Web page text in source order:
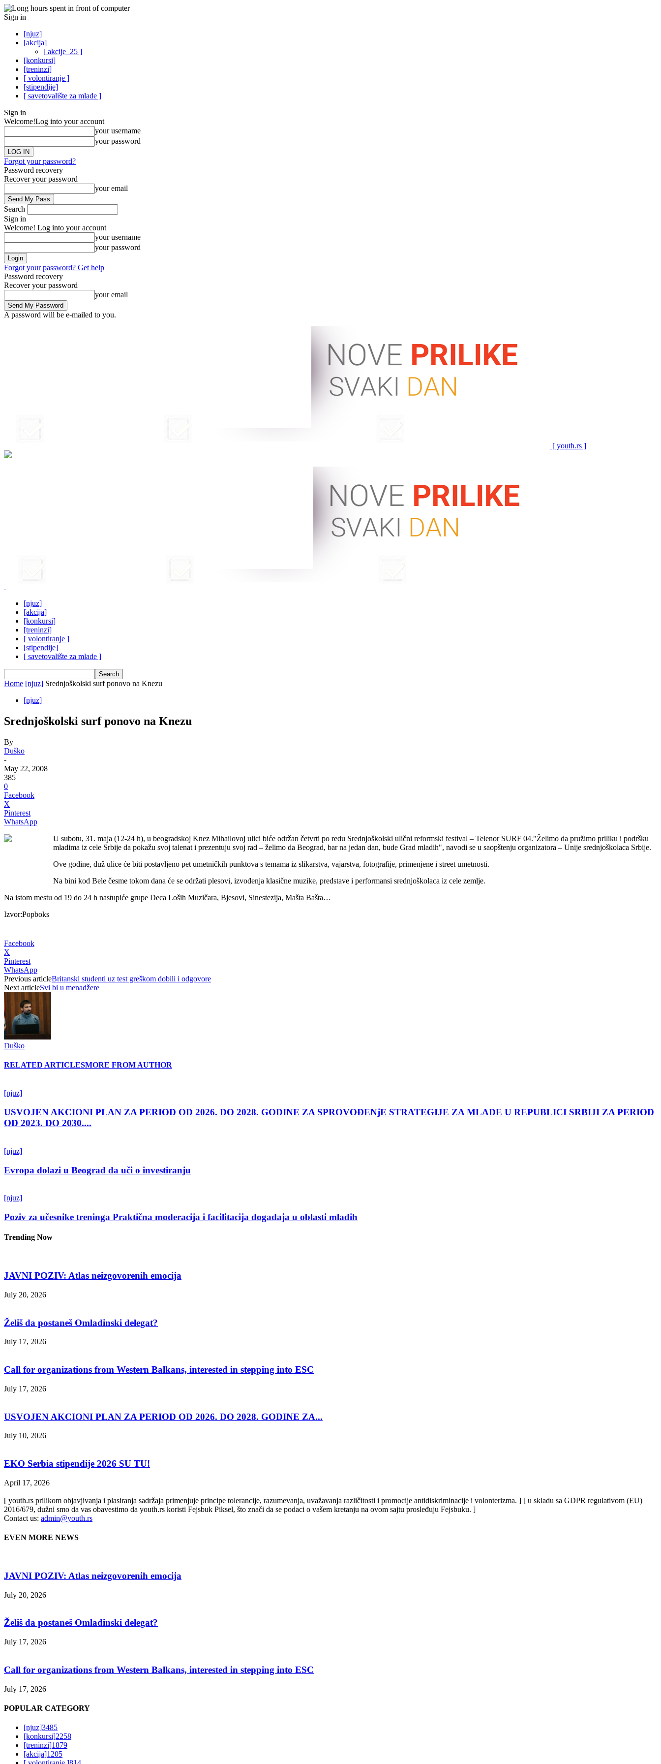
Sign in
[njuz]
[akcija]
[ akcije_25 ]
[konkursi]
[treninzi]
[ volontiranje ]
[stipendije]
[ savetovalište za mlade ]
Sign in
Welcome!Log into your account
your username
your password
Forgot your password?
Password recovery
Recover your password
your email
Search
Sign in
Welcome! Log into your account
your username
your password
Forgot your password? Get help
Password recovery
Recover your password
your email
A password will be e-mailed to you.
[ youth.rs ]
[njuz]
[akcija]
[konkursi]
[treninzi]
[ volontiranje ]
[stipendije]
[ savetovalište za mlade ]
Home [njuz] Srednjoškolski surf ponovo na Knezu
[njuz]
Srednjoškolski surf ponovo na Knezu
By
Duško
-
May 22, 2008
385
0
Facebook
X
Pinterest
WhatsApp
U subotu, 31. maja (12-24 h), u beogradskoj Knez Mihailovoj ulici biće održan četvrti po redu Srednjoškolski ulični reformski festival – Telenor SURF 04."Želimo da pružimo priliku i podršku
mladima iz cele Srbije da pokažu svoj talenat i prezentuju svoj rad – želimo da Beograd, bar na jedan dan, bude Grad mladih", navodi se u saopštenju organizatora – Unije srednjoškolaca Srbije.
Ove godine, duž ulice će biti postavljeno pet umetničkih punktova s temama iz slikarstva, vajarstva, fotografije, primenjene i street umetnosti.
Na bini kod Bele česme tokom dana će se održati plesovi, izvođenja klasične muzike, predstave i performansi srednjoškolaca iz cele zemlje.
Na istom mestu od 19 do 24 h nastupiće grupe Deca Loših Muzičara, Bjesovi, Sinestezija, Mašta Bašta…
Izvor:Popboks
Facebook
X
Pinterest
WhatsApp
Previous articleBritanski studenti uz test greškom dobili i odgovore
Next articleSvi bi u menadžere
Duško
RELATED ARTICLESMORE FROM AUTHOR
[njuz]
USVOJEN AKCIONI PLAN ZA PERIOD OD 2026. DO 2028. GODINE ZA SPROVOĐENjE STRATEGIJE ZA MLADE U REPUBLICI SRBIJI ZA PERIOD
OD 2023. DO 2030....
[njuz]
Evropa dolazi u Beograd da uči o investiranju
[njuz]
Poziv za učesnike treninga Praktična moderacija i facilitacija događaja u oblasti mladih
Trending Now
JAVNI POZIV: Atlas neizgovorenih emocija
July 20, 2026
Želiš da postaneš Omladinski delegat?
July 17, 2026
Call for organizations from Western Balkans, interested in stepping into ESC
July 17, 2026
USVOJEN AKCIONI PLAN ZA PERIOD OD 2026. DO 2028. GODINE ZA...
July 10, 2026
EKO Serbia stipendije 2026 SU TU!
April 17, 2026
[ youth.rs prilikom objavjivanja i plasiranja sadržaja primenjuje principe tolerancije, razumevanja, uvažavanja različitosti i promocije antidiskriminacije i volonterizma. ] [ u skladu sa GDPR regulativom (EU)
2016/679, dužni smo da vas obavestimo da youth.rs koristi Fejsbuk Piksel, što znači da se podaci o vašem kretanju na ovom sajtu prosleđuju Fejsbuku. ]
Contact us: admin@youth.rs
EVEN MORE NEWS
JAVNI POZIV: Atlas neizgovorenih emocija
July 20, 2026
Želiš da postaneš Omladinski delegat?
July 17, 2026
Call for organizations from Western Balkans, interested in stepping into ESC
July 17, 2026
POPULAR CATEGORY
[njuz]3485
[konkursi]2258
[treninzi]1879
[akcija]1205